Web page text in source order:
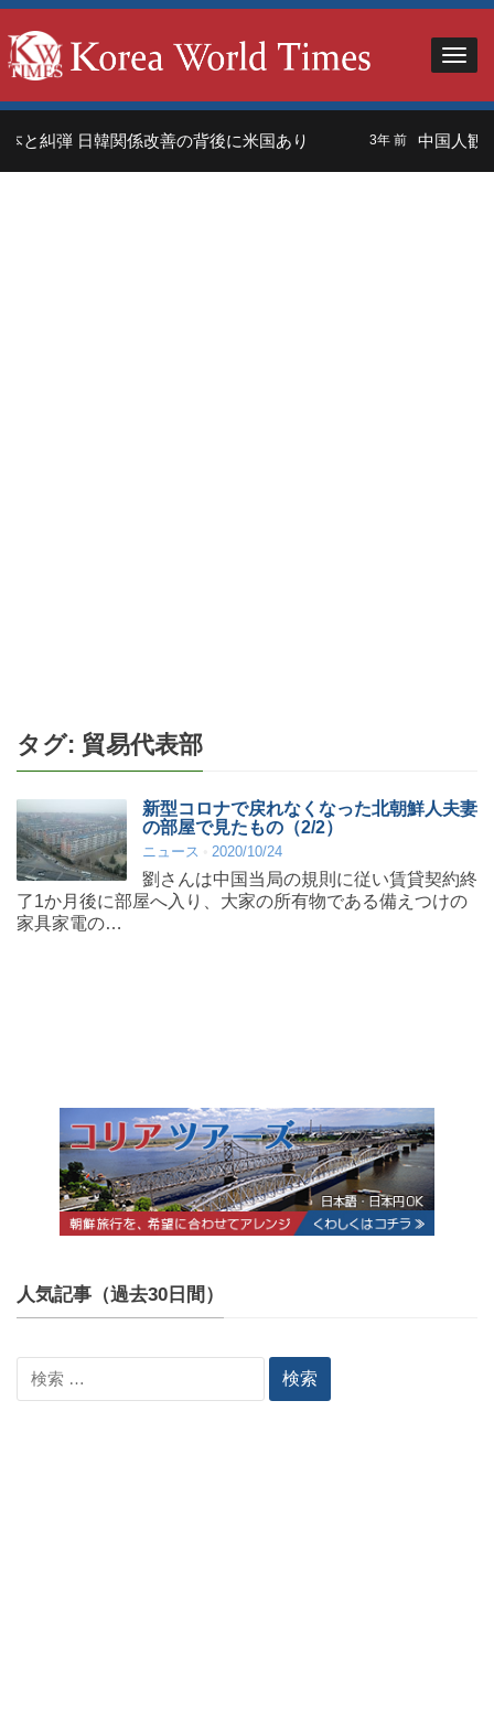
と糾弾 日韓関係改善の背後に米国あり 3年 前 中国人観光
タグ: 貿易代表部
新型コロナで戻れなくなった北朝鮮人夫妻
の部屋で見たもの（2/2）
ニュース 2020/10/24
劉さんは中国当局の規則に従い賃貸契約終
了1か月後に部屋へ入り、大家の所有物である備えつけの
家具家電の…
人気記事（過去30日間）
索: